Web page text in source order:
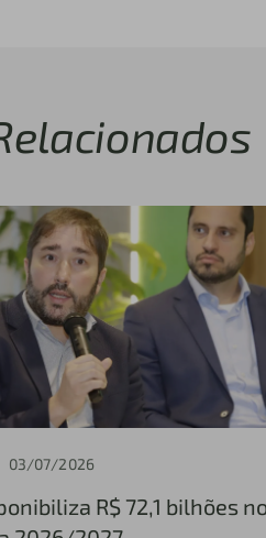
03/07/2026
R$ 72,1 bilhões